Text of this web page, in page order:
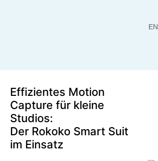
EN
Effizientes Motion
Capture für kleine
Studios:
Der Rokoko Smart Suit
im Einsatz